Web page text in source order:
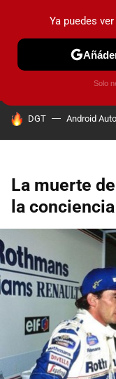
PRUEBAS
HOY SE HABLA DE
DGT Android Auto
La muerte
la
Ya puedes
Solo